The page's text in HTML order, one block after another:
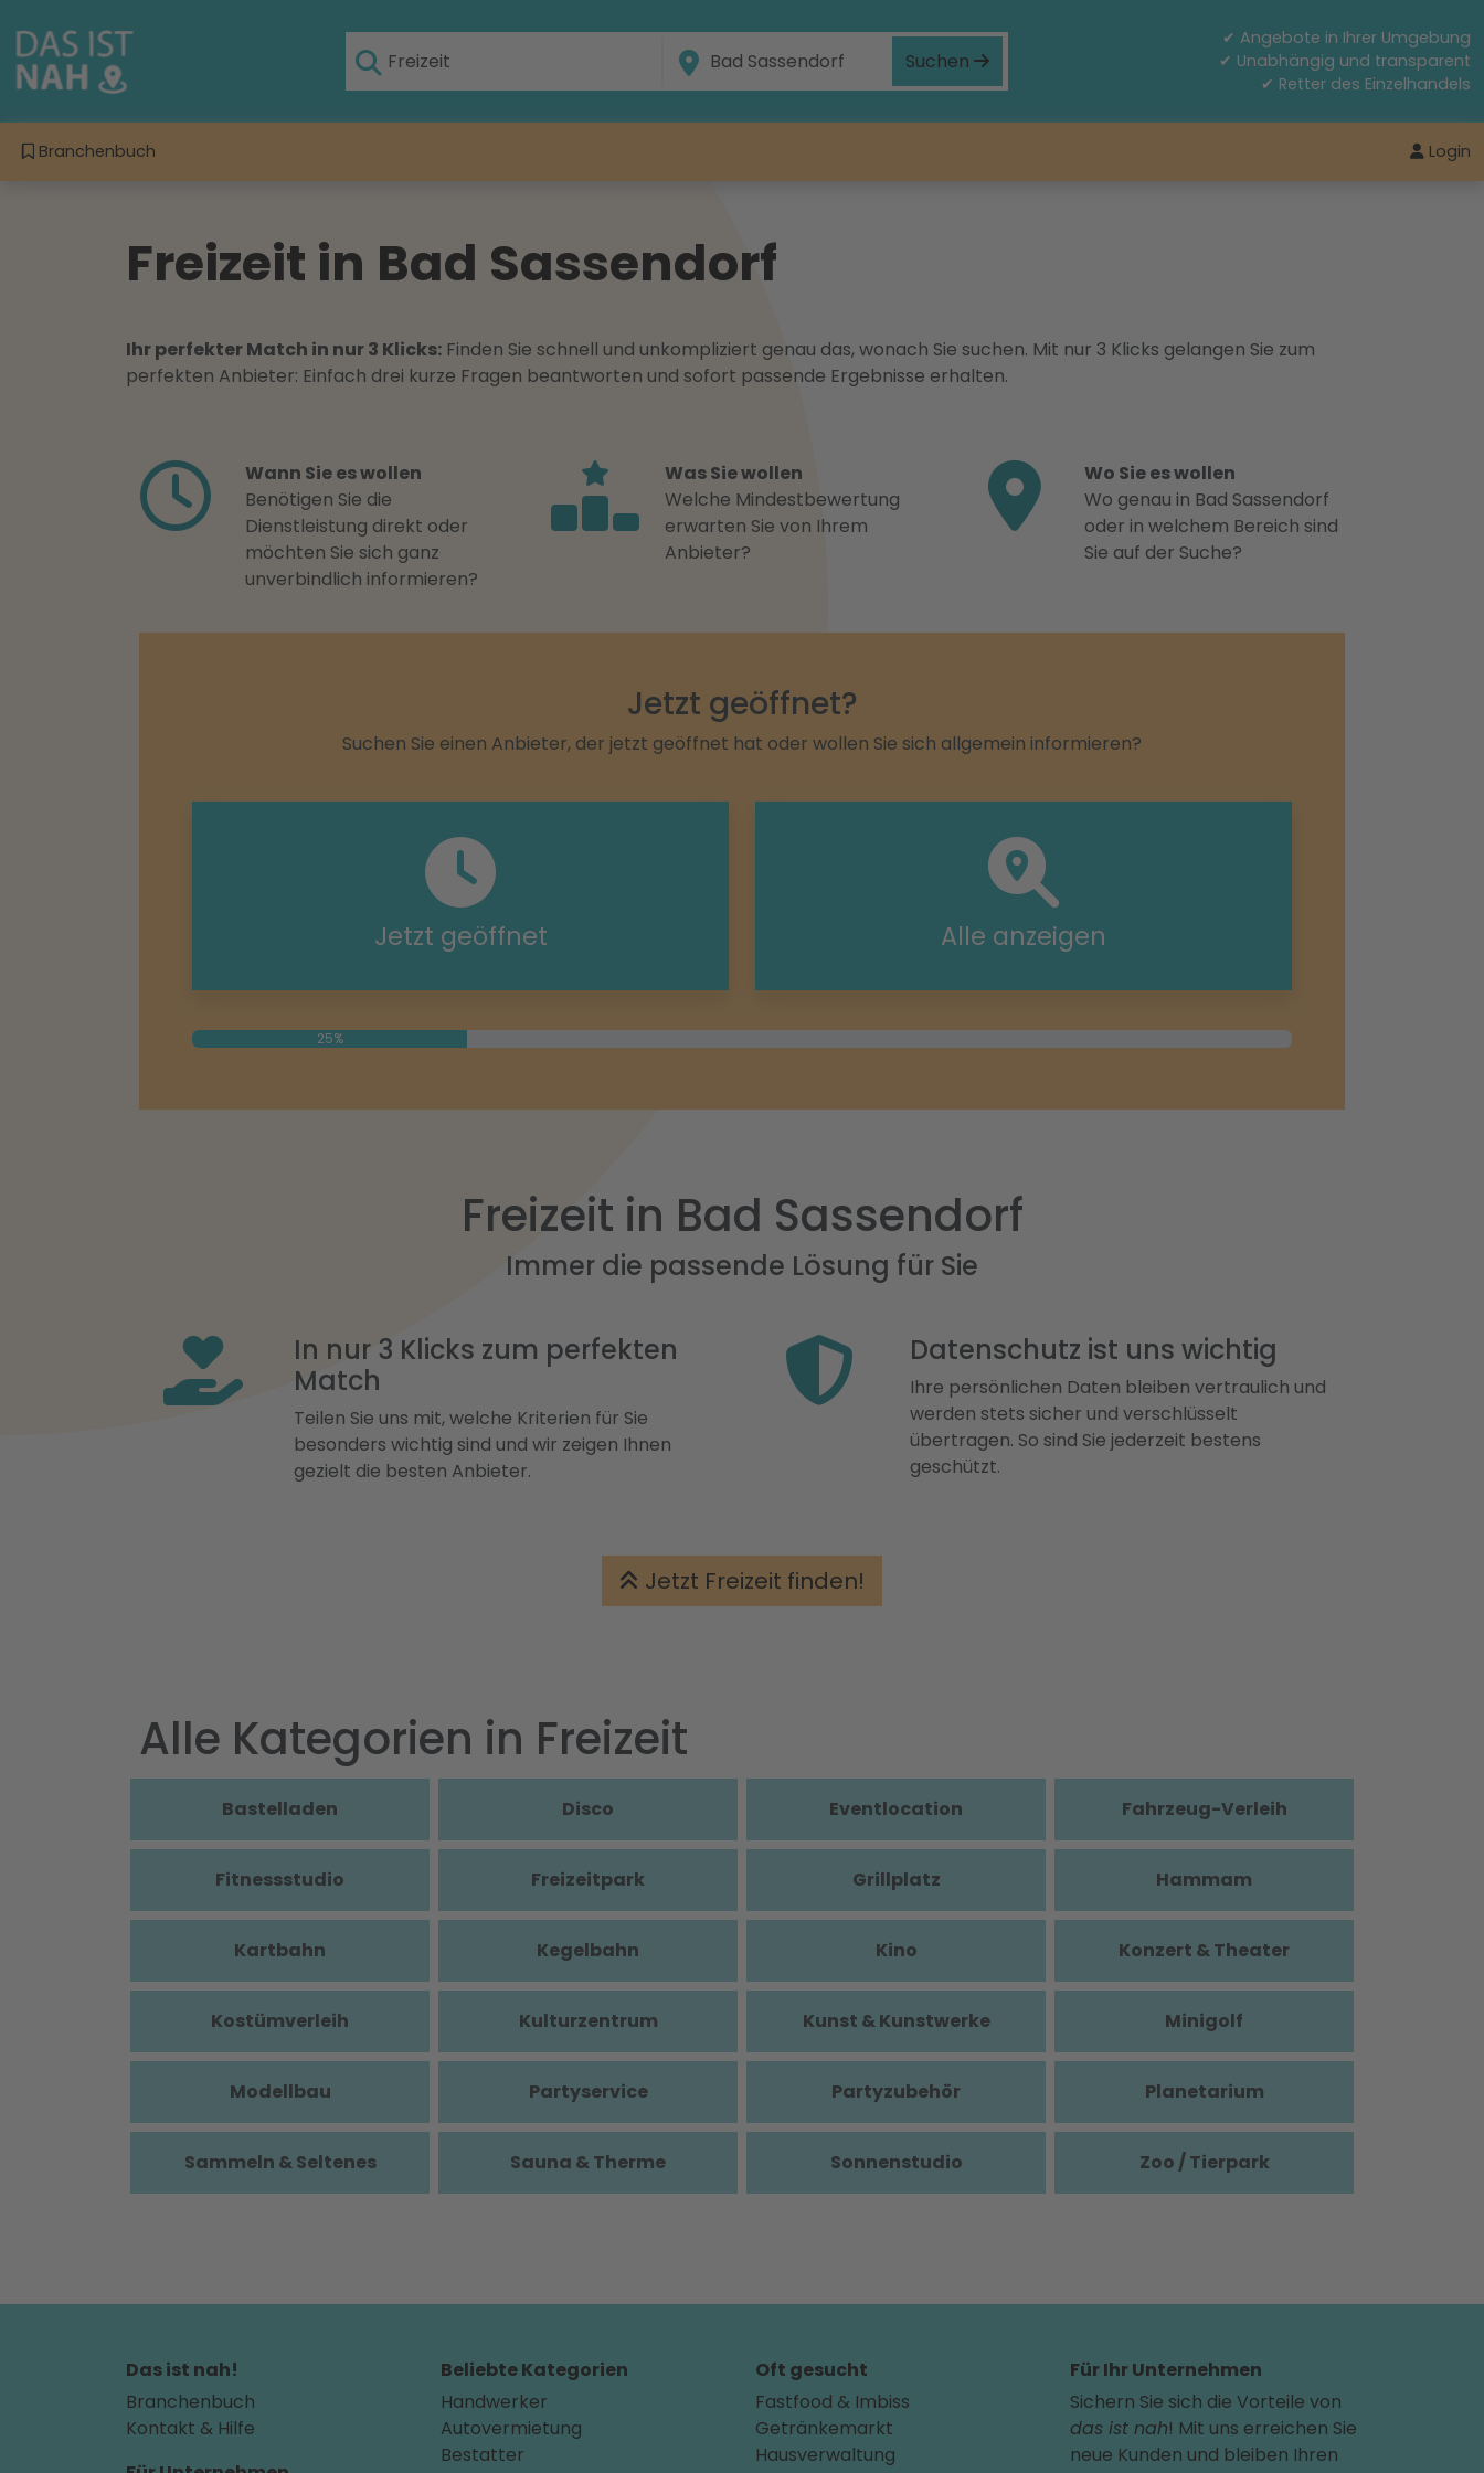
Suchen
✔ Angebote in Ihrer Umgebung
✔ Unabhängig und transparent
✔ Retter des Einzelhandels
Branchenbuch Login
Freizeit in Bad Sassendorf
Ihr perfekter Match in nur 3 Klicks: Finden Sie schnell und unkompliziert genau das, wonach Sie suchen. Mit nur 3 Klicks gelangen Sie zum
perfekten Anbieter: Einfach drei kurze Fragen beantworten und sofort passende Ergebnisse erhalten.
Wann Sie es wollen
Benötigen Sie die
Dienstleistung direkt oder
möchten Sie sich ganz
unverbindlich informieren?
Was Sie wollen
Welche Mindestbewertung
erwarten Sie von Ihrem
Anbieter?
Wo Sie es wollen
Wo genau in Bad Sassendorf
oder in welchem Bereich sind
Sie auf der Suche?
Jetzt geöffnet?
Suchen Sie einen Anbieter, der jetzt geöffnet hat oder wollen Sie sich allgemein informieren?
Jetzt geöffnet Alle anzeigen
25%
Freizeit in Bad Sassendorf
Immer die passende Lösung für Sie
In nur 3 Klicks zum perfekten
Match
Teilen Sie uns mit, welche Kriterien für Sie
besonders wichtig sind und wir zeigen Ihnen
gezielt die besten Anbieter.
Datenschutz ist uns wichtig
Ihre persönlichen Daten bleiben vertraulich und
werden stets sicher und verschlüsselt
übertragen. So sind Sie jederzeit bestens
geschützt.
Jetzt Freizeit finden!
Alle Kategorien in Freizeit
Bastelladen Disco Eventlocation Fahrzeug-Verleih
Fitnessstudio Freizeitpark Grillplatz Hammam
Kartbahn Kegelbahn Kino Konzert & Theater
Kostümverleih Kulturzentrum Kunst & Kunstwerke Minigolf
Modellbau Partyservice Partyzubehör Planetarium
Sammeln & Seltenes Sauna & Therme Sonnenstudio Zoo / Tierpark
Das ist nah!
Branchenbuch
Kontakt & Hilfe
Beliebte Kategorien
Handwerker
Autovermietung
Bestatter
Oft gesucht
Fastfood & Imbiss
Getränkemarkt
Hausverwaltung
Für Ihr Unternehmen
Sichern Sie sich die Vorteile von
das ist nah! Mit uns erreichen Sie
neue Kunden und bleiben Ihren